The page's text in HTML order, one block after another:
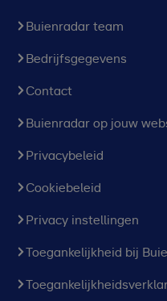
Buienradar team
Bedrijfsgegevens
Contact
Buienradar op jouw
Privacybeleid
Cookiebeleid
Privacy instellingen
Toegankelijkheid bij